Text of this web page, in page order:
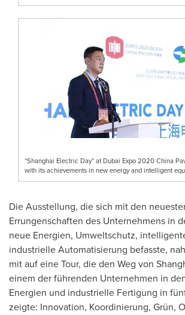
“Shanghai Electric Day” at Dubai Expo 2020 China
with its achievements in new energy and intelligent
Die Ausstellung, die sich mit den
Errungenschaften des Unternehmens in
neue Energien, Umweltschutz,
industrielle Automatisierung befasste,
mit auf eine Tour, die den Weg von
einem der führenden Unternehmen in
Energien und industrielle Fertigung in
zeigte: Innovation, Koordinierung, Grün,